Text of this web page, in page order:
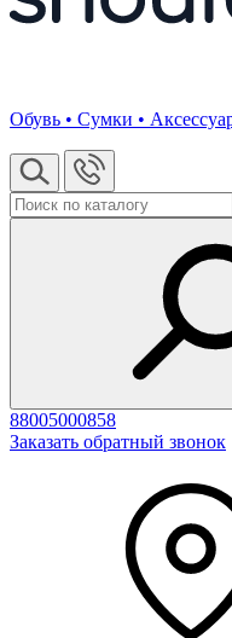
Обувь • Сумки •
88005000858
Заказать обратный звонок